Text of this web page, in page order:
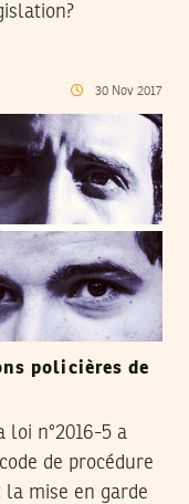
30 Nov 2017
policières de
loi n°2016-5 a
de procédure
la mise en garde